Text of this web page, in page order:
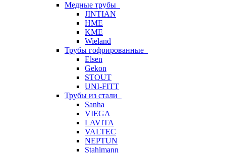
Медные трубы
JINTIAN
HME
KME
Wieland
Трубы гофрированные
Elsen
Gekon
STOUT
UNI-FITT
Трубы из стали
Sanha
VIEGA
LAVITA
VALTEC
NEPTUN
Stahlmann